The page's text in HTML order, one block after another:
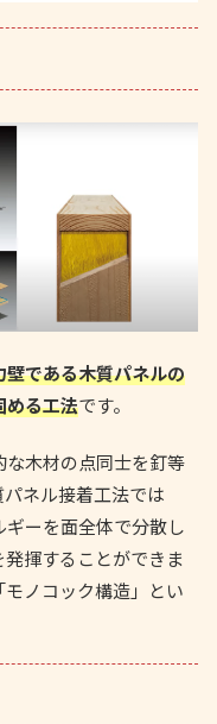
である木質パネルの
める工法です。
木材の点同士を釘等
ネル接着工法では
ギーを面全体で分散し
揮することができま
ノコック構造」とい